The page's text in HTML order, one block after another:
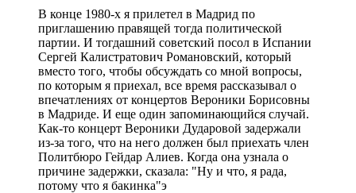
В конце 1980-х я прилетел в Мадрид по
приглашению правящей тогда политической
партии. И тогдашний советский посол в Испании
Сергей Калистратович Романовский, который
вместо того, чтобы обсуждать со мной вопросы,
по которым я приехал, все время рассказывал о
впечатлениях от концертов Вероники Борисовны
в Мадриде. И еще один запоминающийся случай.
Как-то концерт Вероники Дударовой задержали
из-за того, что на него должен был приехать член
Политбюро Гейдар Алиев. Когда она узнала о
причине задержки, сказала: "Ну и что, я рада,
потому что я бакинка"э